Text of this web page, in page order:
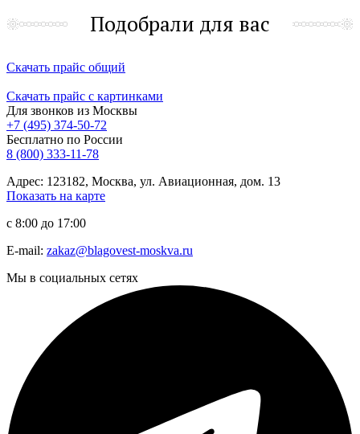
Подобрали для вас
Скачать прайс общий
Скачать прайс с картинками
Для звонков из Москвы
+7 (495) 374-50-72
Бесплатно по России
8 (800) 333-11-78
Адрес: 123182, Москва, ул. Авиационная, дом. 13
Показать на карте
с 8:00 до 17:00
E-mail: zakaz@blagovest-moskva.ru
Мы в социальных сетях